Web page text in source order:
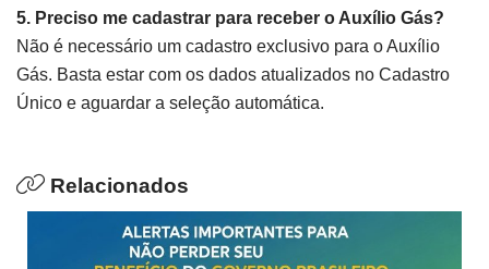
5. Preciso me cadastrar para receber o Auxílio Gás?
Não é necessário um cadastro exclusivo para o Auxílio
Gás. Basta estar com os dados atualizados no Cadastro
Único e aguardar a seleção automática.
Relacionados